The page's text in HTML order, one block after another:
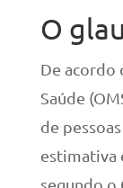
O
De acordo
Saúde
de
estimativa
segundo o